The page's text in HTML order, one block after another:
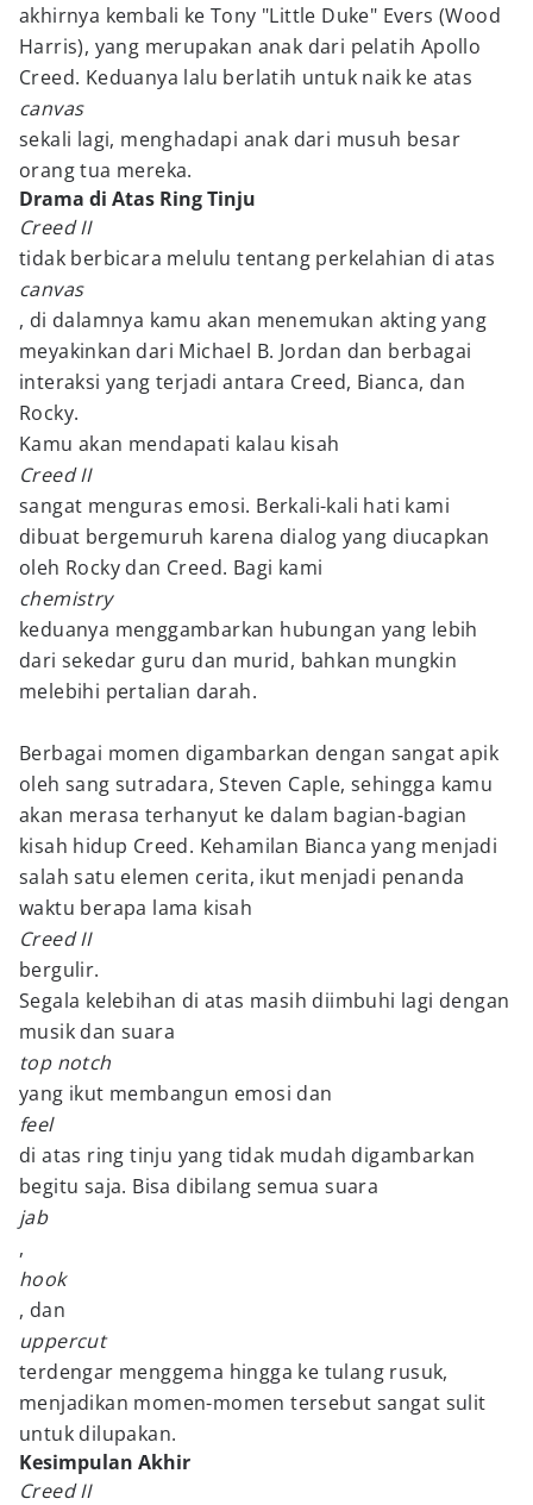
akhirnya kembali ke Tony "Little Duke" Evers (Wood
Harris), yang merupakan anak dari pelatih Apollo
Creed. Keduanya lalu berlatih untuk naik ke atas
canvas
sekali lagi, menghadapi anak dari musuh besar
orang tua mereka.
Drama di Atas Ring Tinju
Creed II
tidak berbicara melulu tentang perkelahian di atas
canvas
, di dalamnya kamu akan menemukan akting yang
meyakinkan dari Michael B. Jordan dan berbagai
interaksi yang terjadi antara Creed, Bianca, dan
Rocky.
Kamu akan mendapati kalau kisah
Creed II
sangat menguras emosi. Berkali-kali hati kami
dibuat bergemuruh karena dialog yang diucapkan
oleh Rocky dan Creed. Bagi kami
chemistry
keduanya menggambarkan hubungan yang lebih
dari sekedar guru dan murid, bahkan mungkin
melebihi pertalian darah.
Berbagai momen digambarkan dengan sangat apik
oleh sang sutradara, Steven Caple, sehingga kamu
akan merasa terhanyut ke dalam bagian-bagian
kisah hidup Creed. Kehamilan Bianca yang menjadi
salah satu elemen cerita, ikut menjadi penanda
waktu berapa lama kisah
Creed II
bergulir.
Segala kelebihan di atas masih diimbuhi lagi dengan
musik dan suara
top notch
yang ikut membangun emosi dan
feel
di atas ring tinju yang tidak mudah digambarkan
begitu saja. Bisa dibilang semua suara
jab
,
hook
, dan
uppercut
terdengar menggema hingga ke tulang rusuk,
menjadikan momen-momen tersebut sangat sulit
untuk dilupakan.
Kesimpulan Akhir
Creed II